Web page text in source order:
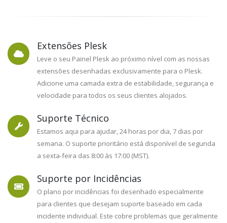
SEGURANÇA DE ALTO NÍVEL PARA O
PLESK
Juggernaut
Extensões Plesk
Leve o seu Painel Plesk ao próximo nível com as nossas
extensões desenhadas exclusivamente para o Plesk.
Adicione uma camada extra de estabilidade, segurança e
velocidade para todos os seus clientes alojados.
Suporte Técnico
Estamos aqui para ajudar, 24 horas por dia, 7 dias por
semana. O suporte prioritário está disponível de segunda
a sexta-feira das 8:00 às 17:00 (MST).
Suporte por Incidências
O plano por incidências foi desenhado especialmente
para clientes que desejam suporte baseado em cada
incidente individual. Este cobre problemas que geralmente